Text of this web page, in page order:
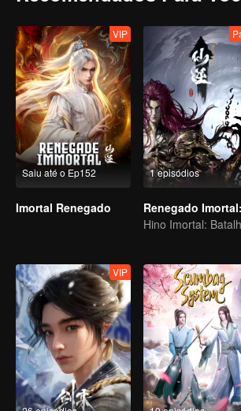
Saiu até o Ep152
VIP
Imortal Renegado
1 episódios
VIP